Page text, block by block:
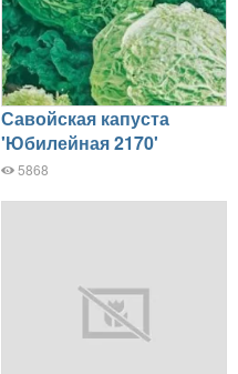
Савойская капуста
'Юбилейная 2170'
5868